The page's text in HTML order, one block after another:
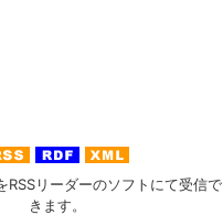
RSSリーダーのソフトにて受信で
きます。